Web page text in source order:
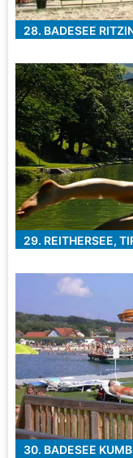
28. BADESEE
29. REITHERSEE,
30. BADESEE